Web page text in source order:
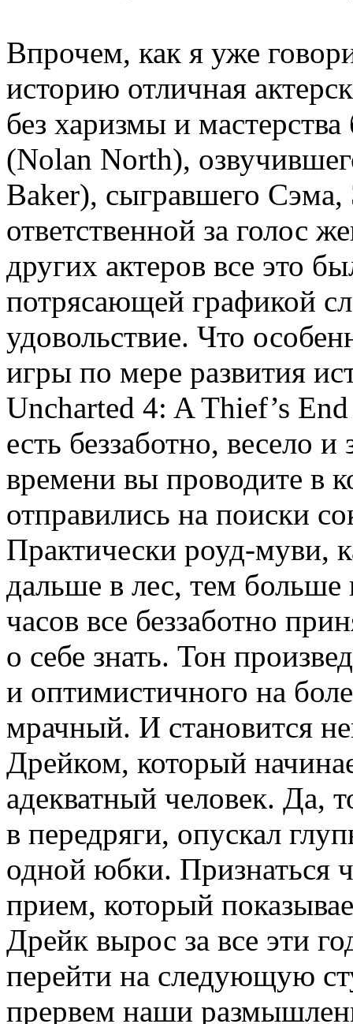
Впрочем, как я уже
историю отличная
без харизмы и
(Nolan North),
Baker), сыгравшего
ответственной за голос
других актеров все это
потрясающей графикой
удовольствие. Что
игры по мере развития
Uncharted 4: A Thief’s
есть беззаботно, весело
времени вы проводите в
отправились на поиски
Практически роуд-
дальше в лес, тем больше
часов все беззаботно
о себе знать. Тон
и оптимистичного на
мрачный. И становится
Дрейком, который
адекватный человек. Да,
в передряги, опускал
одной юбки. Признаться
прием, который
Дрейк вырос за все эти
перейти на следующую
прервем наши